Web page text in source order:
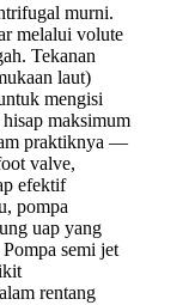
murni.
melalui volute
Tekanan
laut)
mengisi
maksimum
praktiknya —
valve,
efektif
pompa
uap yang
semi jet
rentang